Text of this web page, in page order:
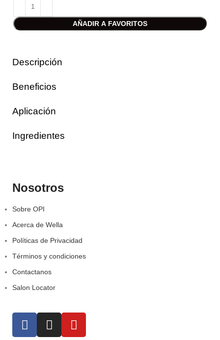
AÑADIR A FAVORITOS
Descripción
Beneficios
Aplicación
Ingredientes
Nosotros
Sobre OPI
Acerca de Wella
Políticas de Privacidad
Términos y condiciones
Contactanos
Salon Locator